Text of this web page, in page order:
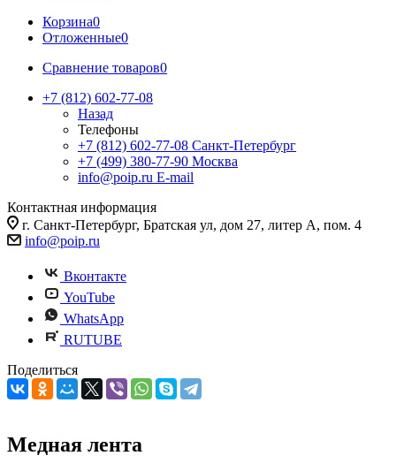
Корзина0
Отложенные0
Сравнение товаров0
+7 (812) 602-77-08
Назад
Телефоны
+7 (812) 602-77-08 Санкт-Петербург
+7 (499) 380-77-90 Москва
info@poip.ru E-mail
Контактная информация
г. Санкт-Петербург, Братская ул, дом 27, литер А, пом. 4
info@poip.ru
Вконтакте
YouTube
WhatsApp
RUTUBE
Поделиться
Медная лента